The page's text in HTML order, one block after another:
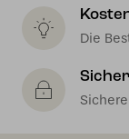
Die